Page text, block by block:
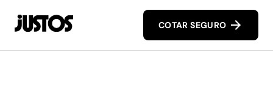
COTAR SEGURO